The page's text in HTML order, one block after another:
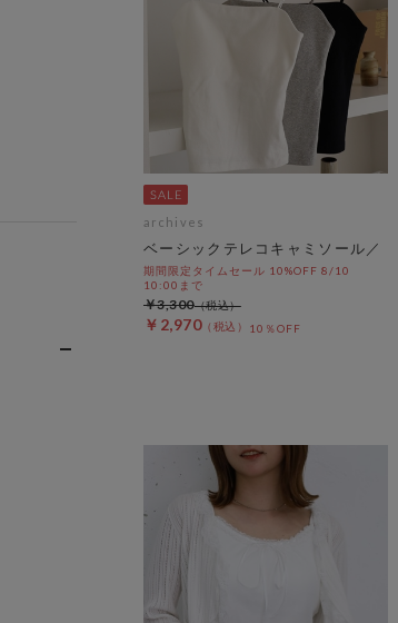
archives
ベーシックテレコキャミソール／
期間限定タイムセール 10%OFF 8/10
10:00まで
￥2,970 10％OFF
￥3,300